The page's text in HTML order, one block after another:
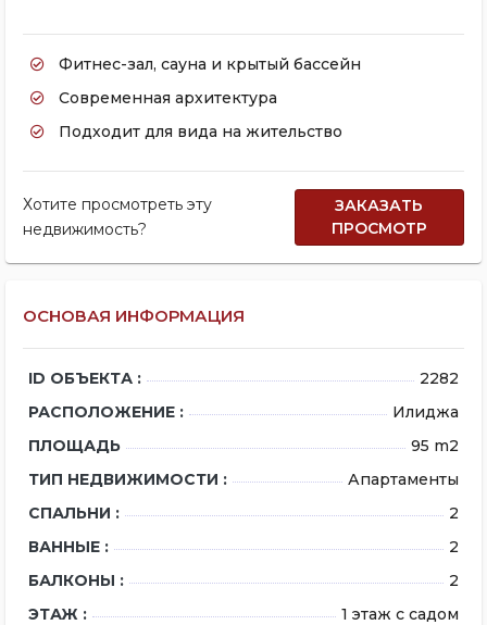
Фитнес-зал, сауна и крытый бассейн
Современная архитектура
Подходит для вида на жительство
Хотите просмотреть эту
недвижимость?
ЗАКАЗАТЬ
ПРОСМОТР
ОСНОВАЯ ИНФОРМАЦИЯ
ID ОБЪЕКТА :
2282
РАСПОЛОЖЕНИЕ :
Илиджа
ПЛОЩАДЬ
95 m2
ТИП НЕДВИЖИМОСТИ :
Апартаменты
СПАЛЬНИ :
2
ВАННЫЕ :
2
БАЛКОНЫ :
2
ЭТАЖ :
1 этаж с садом